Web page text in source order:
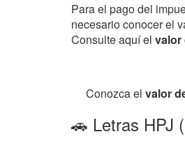
Para el pago del
necesario conocer el
Consulte aquí el valor
Conozca el valor
🚗 Letras HPJ